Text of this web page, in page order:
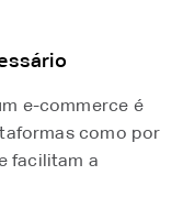
e-commerce é
como por
facilitam a